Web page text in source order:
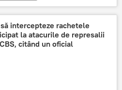
intercepteze rachetele
la atacurile de represalii
citând un oficial